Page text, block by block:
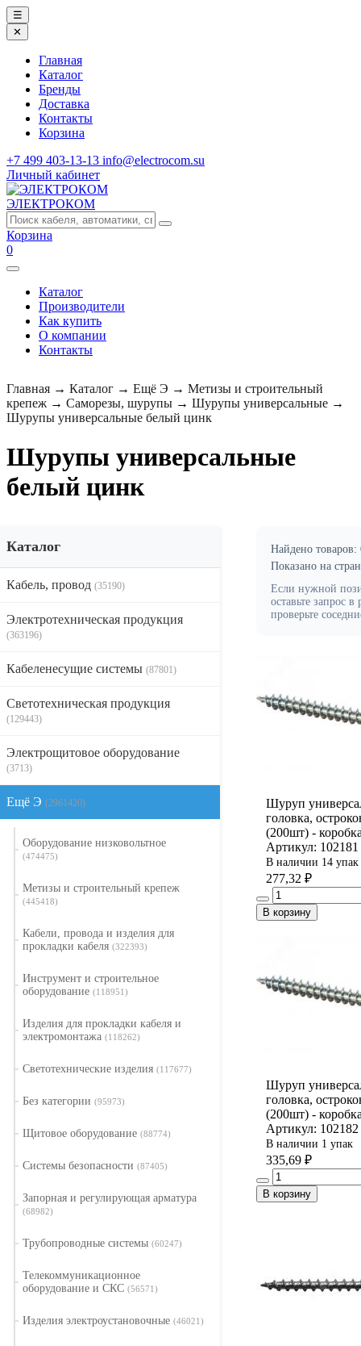
☰
✕
Главная
Каталог
Бренды
Доставка
Контакты
Корзина
+7 499 403-13-13 info@electrocom.su
Личный кабинет
ЭЛЕКТРОКОМ
Корзина
0
Каталог
Производители
Как купить
О компании
Контакты
Главная → Каталог → Ещё Э → Метизы и строительный
крепеж → Саморезы, шурупы → Шурупы универсальные →
Шурупы универсальные белый цинк
Шурупы универсальные
белый цинк
Каталог
Кабель, провод (35190)
Электротехническая продукция
(363196)
Кабеленесущие системы (87801)
Светотехническая продукция
(129443)
Электрощитовое оборудование
(3713)
Ещё Э (2961420)
Оборудование низковольтное
(474475)
Метизы и строительный крепеж
(445418)
Кабели, провода и изделия для
прокладки кабеля (322393)
Инструмент и строительное
оборудование (118951)
Изделия для прокладки кабеля и
электромонтажа (118262)
Светотехнические изделия (117677)
Без категории (95973)
Щитовое оборудование (88774)
Системы безопасности (87405)
Запорная и регулирующая арматура
(68982)
Трубопроводные системы (60247)
Телекоммуникационное
оборудование и СКС (56571)
Изделия электроустановочные (46021)
Найдено товаров:
Показано на
Если нужной
оставьте запрос в
проверьте
Шуруп
головка,
(200шт) -
Артикул: 102181
В наличии 14 упак
277,32 ₽
В корзину
Шуруп
головка,
(200шт) -
Артикул: 102182
В наличии 1 упак
335,69 ₽
В корзину